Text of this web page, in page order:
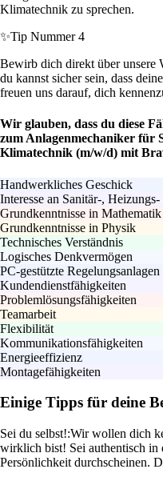
Klimatechnik zu sprechen.
✨Tip Nummer 4
Bewirb dich direkt über unsere
du kannst sicher sein, dass
freuen uns darauf, dich
Wir glauben, dass du diese
zum Anlagenmechaniker für
Klimatechnik (m/w/d) mit
Handwerkliches Geschick
Interesse an Sanitär-,
Grundkenntnisse in Mathematik
Grundkenntnisse in Physik
Technisches Verständnis
Logisches Denkvermögen
PC-gestützte Regelungsanlagen
Kundendienstfähigkeiten
Problemlösungsfähigkeiten
Teamarbeit
Flexibilität
Kommunikationsfähigkeiten
Energieeffizienz
Montagefähigkeiten
Einige Tipps für deine
Sei du selbst!:Wir wollen dich
wirklich bist! Sei authentisch in
Persönlichkeit durchscheinen.